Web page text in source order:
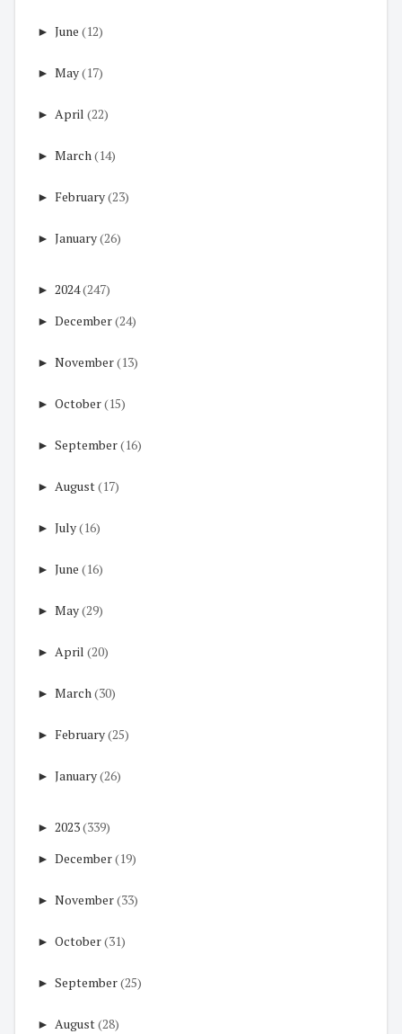
► June (12)
► May(17)
► April (22)
► March(14)
► February(23)
► January(26)
► 2024(247)
► December(24)
► November(13)
► October(15)
► September(16)
► August(17)
► July(16)
► June (16)
► May(29)
► April (20)
► March(30)
► February(25)
► January(26)
► 2023(339)
► December(19)
► November(33)
► October(31)
► September(25)
► August(28)